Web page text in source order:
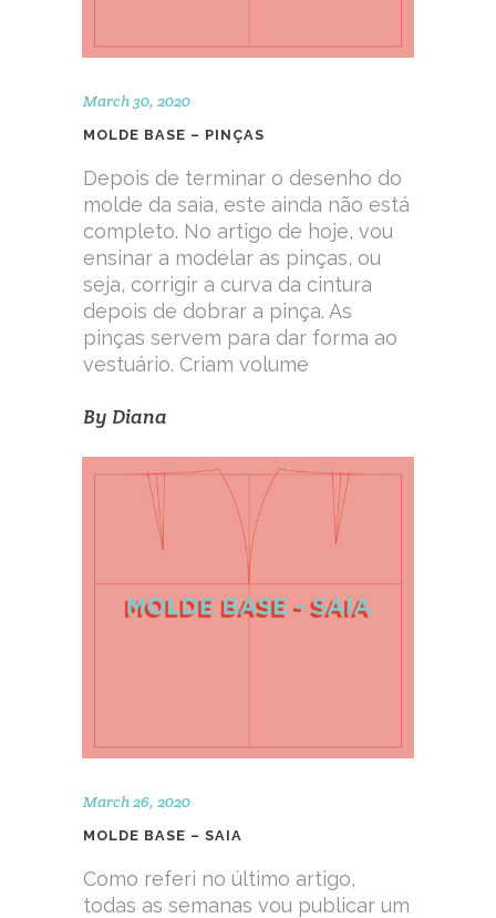
March 30, 2020
MOLDE BASE – PINÇAS
Depois de terminar o desenho do
molde da saia, este ainda não está
completo. No artigo de hoje, vou
ensinar a modelar as pinças, ou
seja, corrigir a curva da cintura
depois de dobrar a pinça. As
pinças servem para dar forma ao
vestuário. Criam volume
By Diana
March 26, 2020
MOLDE BASE – SAIA
Como referi no último artigo,
todas as semanas vou publicar um